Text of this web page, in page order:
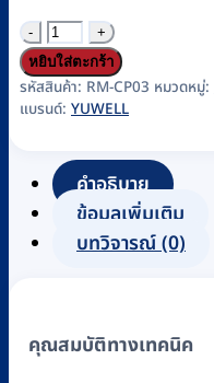
จำนวน
เครื่อง
อัด
อากาศ
ดัน
บวก
YH-
หยิบใส่ตะกร้า
รหัสสินค้า: RM-CP03 หมวดหมู่:
แบรนด์: YUWELL
คำอธิบาย
ข้อมูลเพิ่มเติม
บทวิจารณ์ (0)
คุณสมบัติทางเทคนิค